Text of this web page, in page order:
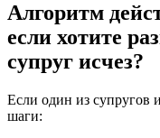
Алгоритм
если хотите
супруг исчез?
Если один из супругов
шаги: